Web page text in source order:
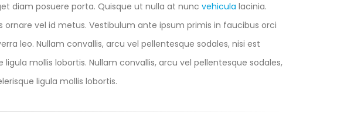
diam posuere porta. Quisque ut nulla at nunc vehicula lacinia.
vel id metus. Vestibulum ante ipsum primis in faucibus orci
leo. Nullam convallis, arcu vel pellentesque sodales, nisi est
mollis lobortis. Nullam convallis, arcu vel pellentesque sodales,
ligula mollis lobortis.